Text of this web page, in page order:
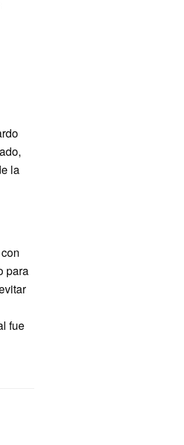
la
para
fue